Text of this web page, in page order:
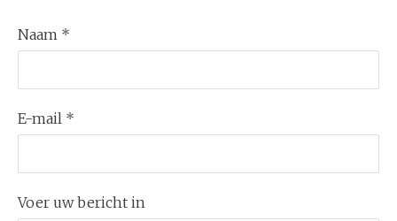
Naam *
E-mail *
Voer uw bericht in